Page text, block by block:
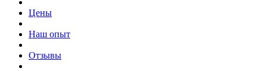
Цены
Наш опыт
Отзывы